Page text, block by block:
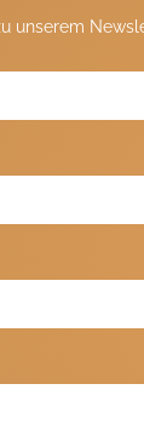
unserem